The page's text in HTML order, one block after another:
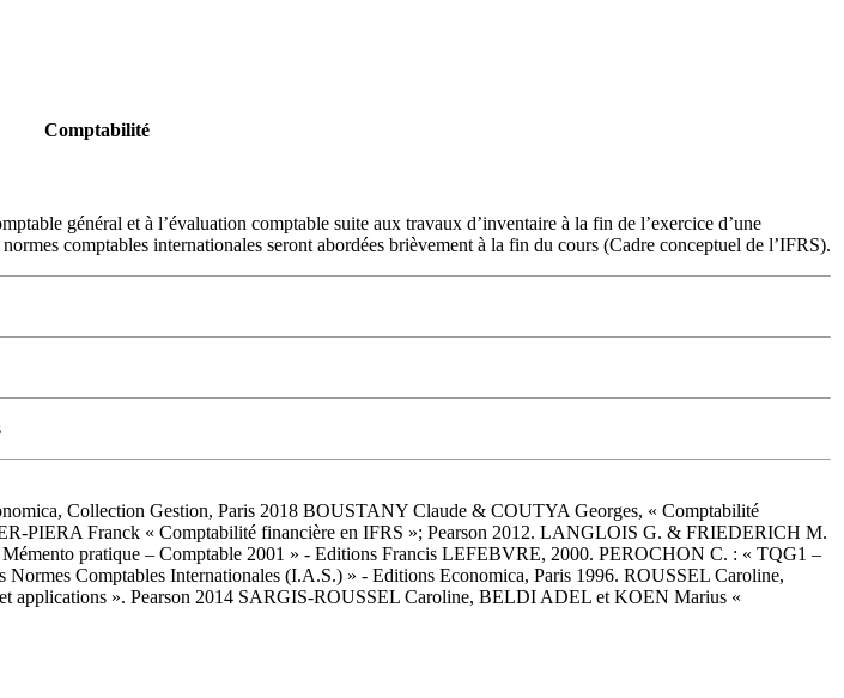
Comptabilité
général et à l’évaluation comptable suite aux travaux d’inventaire à la fin de l’exercice d’une
comptables internationales seront abordées brièvement à la fin du cours (Cadre conceptuel de l’IFRS).
Collection Gestion, Paris 2018 BOUSTANY Claude & COUTYA Georges, « Comptabilité
PIERA Franck « Comptabilité financière en IFRS »; Pearson 2012. LANGLOIS G. & FRIEDERICH M.
pratique – Comptable 2001 » - Editions Francis LEFEBVRE, 2000. PEROCHON C. : « TQG1 –
Comptables Internationales (I.A.S.) » - Editions Economica, Paris 1996. ROUSSEL Caroline,
». Pearson 2014 SARGIS-ROUSSEL Caroline, BELDI ADEL et KOEN Marius «